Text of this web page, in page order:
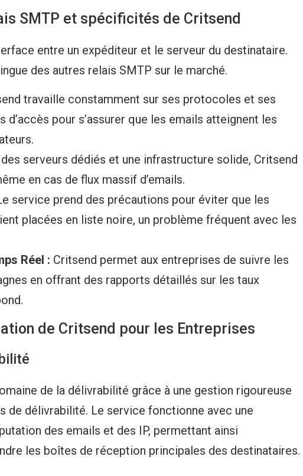
SMTP et spécificités de Critsend
entre un expéditeur et le serveur du destinataire.
des autres relais SMTP sur le marché.
travaille constamment sur ses protocoles et ses
pour s’assurer que les emails atteignent les
des serveurs dédiés et une infrastructure solide, Critsend
en cas de flux massif d’emails.
service prend des précautions pour éviter que les
placées en liste noire, un problème fréquent avec les
Réel : Critsend permet aux entreprises de suivre les
en offrant des rapports détaillés sur les taux
de Critsend pour les Entreprises
de la délivrabilité grâce à une gestion rigoureuse
de délivrabilité. Le service fonctionne avec une
des emails et des IP, permettant ainsi
les boîtes de réception principales des destinataires.